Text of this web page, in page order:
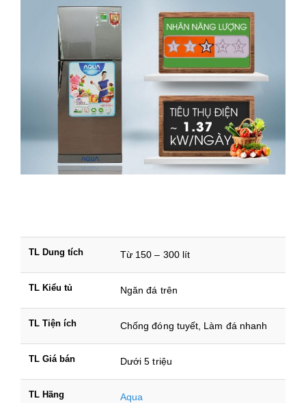
TL Dung tích Từ 150 – 300 lít
TL Kiểu tủ Ngăn đá trên
TL Tiện ích Chống đóng tuyết, Làm đá nhanh
TL Giá bán Dưới 5 triệu
TL Hãng Aqua